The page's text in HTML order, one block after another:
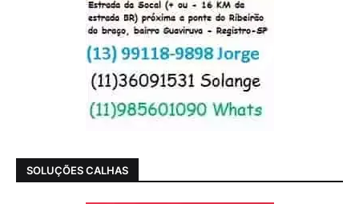
SOLUÇÕES CALHAS